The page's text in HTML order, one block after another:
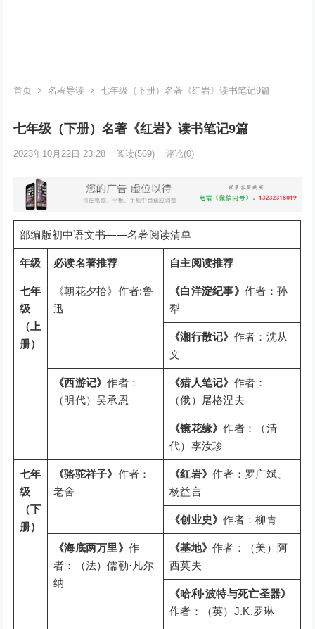
首页 名著导读 七年级（下册）名著《红岩》读书笔记9篇
七年级（下册）名著《红岩》读书笔记9篇
2023年10月22日 23:28 阅读(569) 评论(0)
部编版初中语文书——名著阅读清单
年级 必读名著推荐 自主阅读推荐
七年
级
（上
册）
《朝花夕拾》作者:鲁
迅
《白洋淀纪事》作者：孙
犁
《湘行散记》 作者：沈从
文
《西游记》作者：
（明代）吴承恩
《猎人笔记》 作者：
（俄）屠格涅夫
《镜花缘》作者：（清
代）李汝珍
七年
级
（下
册）
《骆驼祥子》 作者：
老舍
《红岩》作者：罗广斌、
杨益言
《创业史》作者：柳青
《海底两万里》作
者：（法）儒勒·凡尔
纳
《基地》作者：（美）阿
西莫夫
《哈利·波特与死亡圣器》
作者：（英）J.K.罗琳